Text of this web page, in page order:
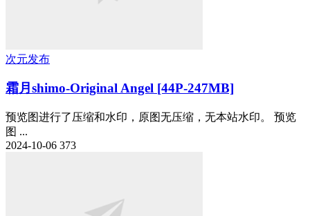
次元发布
霜月shimo-Original Angel [44P-247MB]
预览图进行了压缩和水印，原图无压缩，无本站水印。 预览
图 ...
2024-10-06 373